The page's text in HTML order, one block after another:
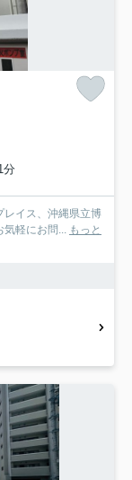
分
イス、沖縄県立博
気軽にお問... もっと